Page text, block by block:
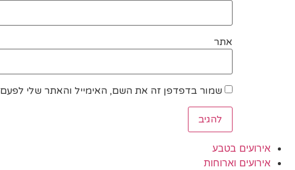
אתר
שמור בדפדפן זה את השם, האימייל והאתר שלי
אירועים בטבע
אירועים וארוחות